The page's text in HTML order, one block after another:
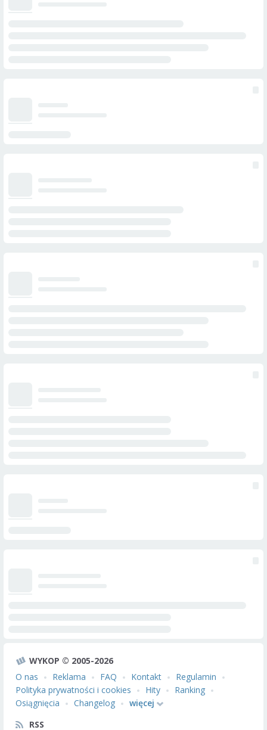
WYKOP © 2005-2026
O nas
Reklama FAQ Kontakt
Regulamin
Polityka prywatności i cookies
Hity
Ranking
Osiągnięcia
Changelog
więcej
RSS